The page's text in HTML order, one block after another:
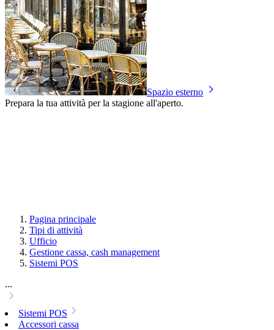
Spazio esterno
Prepara la tua attività per la stagione all'aperto.
Pagina principale
Tipi di attività
Ufficio
Gestione cassa, cash management
Sistemi POS
...
Sistemi POS
Accessori cassa